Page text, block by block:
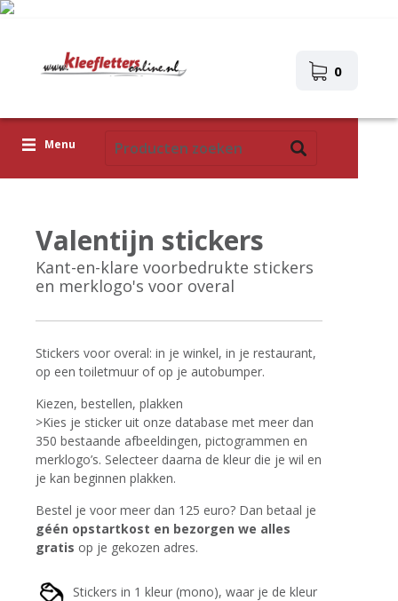
0
Menu
Pictogrammen
Zelfklevende afbeeldingen
Valentijn stickers
Kant-en-klare voorbedrukte stickers
en merklogo's voor overal
Stickers voor overal: in je winkel, in je restaurant,
op een toiletmuur of op je autobumper.
Kiezen, bestellen, plakken
>Kies je sticker uit onze database met meer dan
350 bestaande afbeeldingen, pictogrammen en
merklogo’s. Selecteer daarna de kleur die je wil en
je kan beginnen plakken.
Bestel je voor meer dan 125 euro? Dan betaal je
géén opstartkost en bezorgen we alles
gratis op je gekozen adres.
Stickers in 1 kleur (mono), waar je de kleur